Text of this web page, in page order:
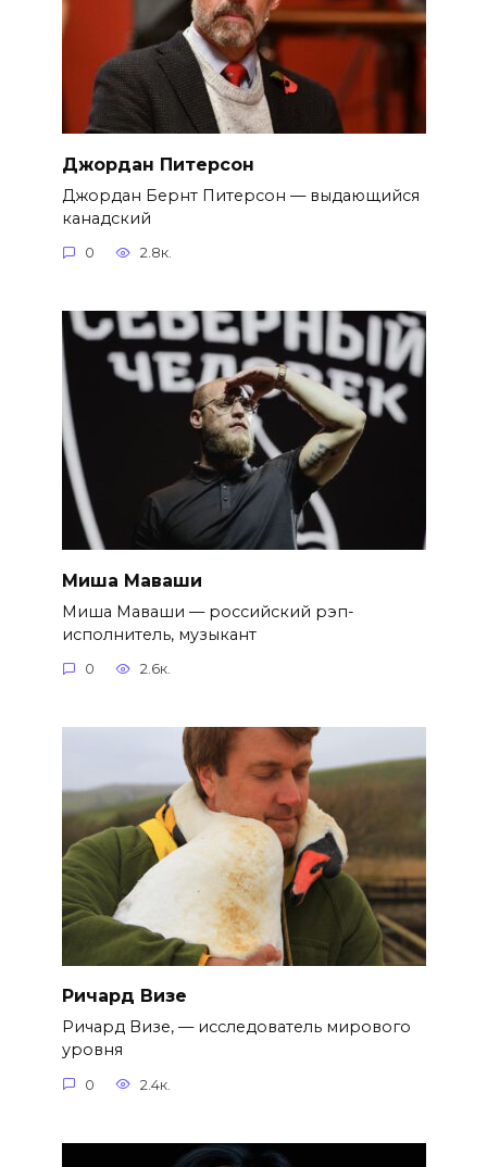
Джордан Питерсон
Джордан Бернт Питерсон — выдающийся
канадский
0 2.8к.
Миша Маваши
Миша Маваши — российский рэп-
исполнитель, музыкант
0 2.6к.
Ричард Визе
Ричард Визе, — исследователь мирового
уровня
0 2.4к.